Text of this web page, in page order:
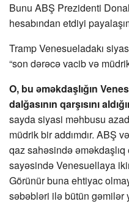
Bunu ABŞ Prezidenti
hesabından etdiyi
Tramp Venesueladakı
“son dərəcə vacib və
O, bu əməkdaşlığın
dalğasının qarşısını
sayda siyasi məhbusu
müdrik bir addımdır. ABŞ
qaz sahəsində əməkdaşlıq
sayəsində Venesuellaya
Görünür buna ehtiyac
səbəbləri ilə bütün gəmilər